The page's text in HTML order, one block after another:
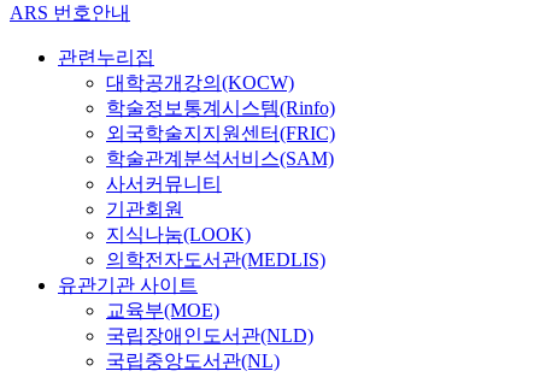
ARS 번호안내
관련누리집
대학공개강의(KOCW)
학술정보통계시스템(Rinfo)
외국학술지지원센터(FRIC)
학술관계분석서비스(SAM)
사서커뮤니티
기관회원
지식나눔(LOOK)
의학전자도서관(MEDLIS)
유관기관 사이트
교육부(MOE)
국립장애인도서관(NLD)
국립중앙도서관(NL)